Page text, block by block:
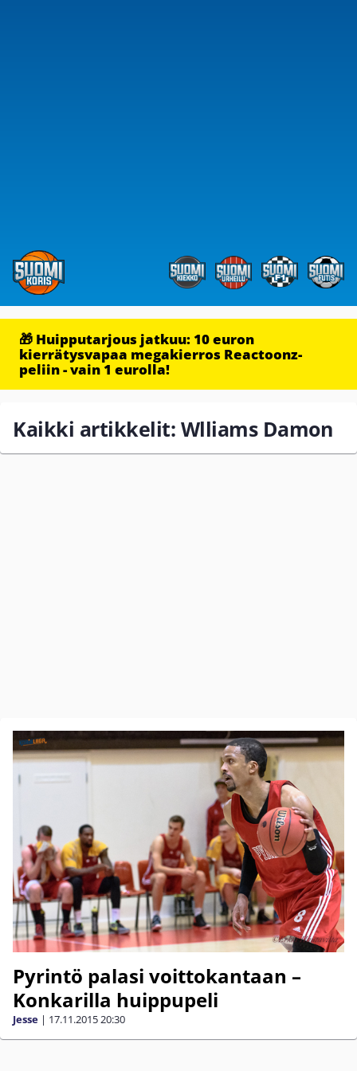
🎁 Huipputarjous jatkuu: 10 euron
kierrätysvapaa megakierros Reactoonz-
peliin - vain 1 eurolla!
Kaikki artikkelit: Wlliams Damon
Pyrintö palasi voittokantaan –
Konkarilla huippupeli
Jesse | 17.11.201520:30